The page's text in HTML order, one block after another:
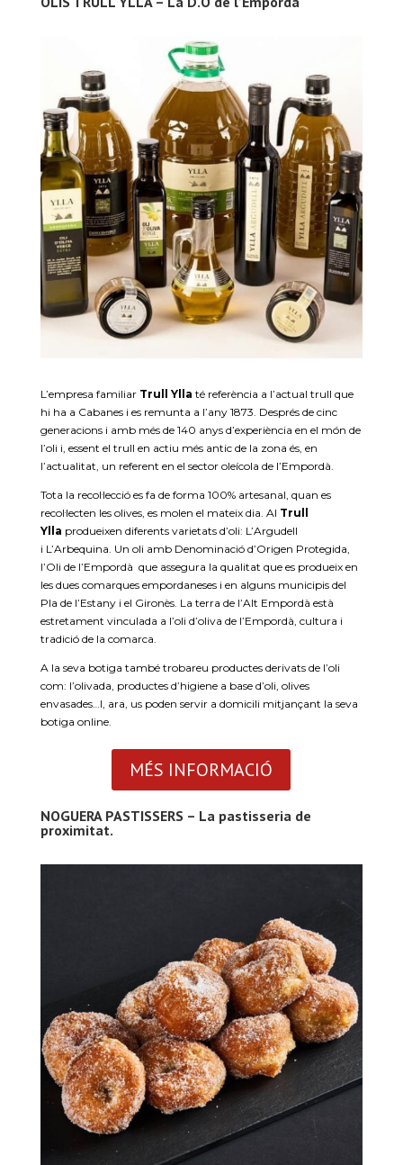
L’empresa familiar Trull Ylla té referència a l’actual trull que
hi ha a Cabanes i es remunta a l’any 1873. Després de cinc
generacions i amb més de 140 anys d’experiència en el món de
l’oli i, essent el trull en actiu més antic de la zona és, en
l’actualitat, un referent en el sector oleícola de l’Empordà.
Tota la recol·lecció es fa de forma 100% artesanal, quan es
recol·lecten les olives, es molen el mateix dia. Al Trull
Ylla produeixen diferents varietats d’oli: L’Argudell
i L’Arbequina. Un oli amb Denominació d’Origen Protegida,
l’Oli de l’Empordà que assegura la qualitat que es produeix en
les dues comarques empordaneses i en alguns municipis del
Pla de l’Estany i el Gironès. La terra de l’Alt Empordà està
estretament vinculada a l’oli d’oliva de l’Empordà, cultura i
tradició de la comarca.
A la seva botiga també trobareu productes derivats de l’oli
com: l’olivada, productes d’higiene a base d’oli, olives
envasades…I, ara, us poden servir a domicili mitjançant la seva
botiga online.
MÉS INFORMACIÓ
NOGUERA PASTISSERS – La pastisseria de
proximitat.